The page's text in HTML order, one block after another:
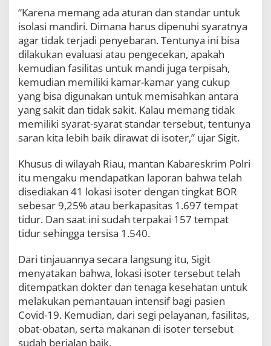
a
n
d
n
F
a
t
a
l
i
t
“Karena memang ada aturan dan standar untuk
isolasi mandiri. Dimana harus dipenuhi syaratnya
agar tidak terjadi penyebaran. Tentunya ini bisa
dilakukan evaluasi atau pengecekan, apakah
kemudian fasilitas untuk mandi juga terpisah,
kemudian memiliki kamar-kamar yang cukup
yang bisa digunakan untuk memisahkan antara
yang sakit dan tidak sakit. Kalau memang tidak
memiliki syarat-syarat standar tersebut, tentunya
saran kita lebih baik dirawat di isoter,” ujar Sigit.
Khusus di wilayah Riau, mantan Kabareskrim Polri
itu mengaku mendapatkan laporan bahwa telah
disediakan 41 lokasi isoter dengan tingkat BOR
sebesar 9,25% atau berkapasitas 1.697 tempat
tidur. Dan saat ini sudah terpakai 157 tempat
tidur sehingga tersisa 1.540.
Dari tinjauannya secara langsung itu, Sigit
menyatakan bahwa, lokasi isoter tersebut telah
ditempatkan dokter dan tenaga kesehatan untuk
melakukan pemantauan intensif bagi pasien
Covid-19. Kemudian, dari segi pelayanan, fasilitas,
obat-obatan, serta makanan di isoter tersebut
sudah berjalan baik.